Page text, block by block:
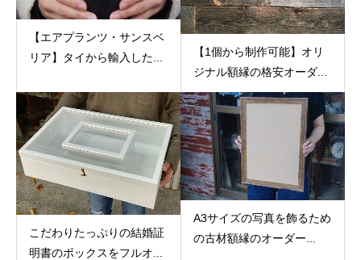
【エアプランツ・サンスベ
リア】タイから輸入した...
【1個から制作可能】オリ
ジナル額縁の格安オーダ...
こだわりたっぷりの結婚証
明書のボックスをフルオ...
A3サイズの写真を飾るため
の古材額縁のオーダー...